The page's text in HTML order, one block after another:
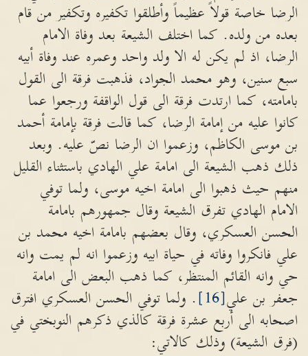
الرضا خاصة قولاً عظيماً وأطلقوا تكفيره وتكفير من قام
بعده من ولده. كما اختلف الشيعة بعد وفاة الامام
الرضا، اذ لم يكن له الا ولد واحد وعمره عند وفاة أبيه
سبع سنين، وهو محمد الجواد، فذهبت فرقة الى القول
بامامته، كما ارتدت فرقة الى قول الواقفة ورجعوا عما
كانوا عليه من إمامة الرضا، كما قالت فرقة بإمامة أحمد
بن موسى الكاظم، وزعموا ان الرضا نصّ عليه. وبعد
ذلك ذهب الشيعة الى امامة علي الهادي باستثناء القليل
منهم حيث ذهبوا الى امامة اخيه موسى، ولما توفي
الامام الهادي تفرق الشيعة وقال جمهورهم بامامة
الحسن العسكري، وقال بعضهم بامامة اخيه محمد بن
علي فانكروا وفاته في حياة ابيه وزعموا انه لم يمت وانه
حي وانه القائم المنتظر، كما ذهب البعض الى امامة
جعفر بن علي[16]
. ولما توفي الحسن العسكري افترق
اصحابه الى أربع عشرة فرقة كالذي ذكرهم النوبختي في
(فرق الشيعة) وذلك كالاتي: